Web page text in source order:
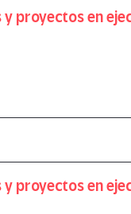
proyectos en
proyectos en